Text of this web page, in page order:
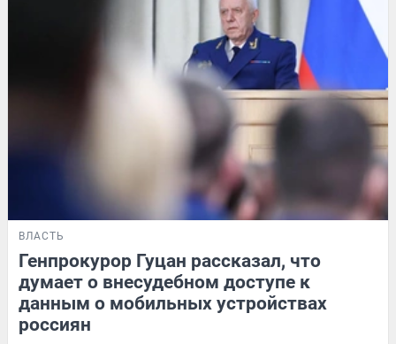
ВЛАСТЬ
Генпрокурор Гуцан рассказал, что
думает о внесудебном доступе к
данным о мобильных устройствах
россиян